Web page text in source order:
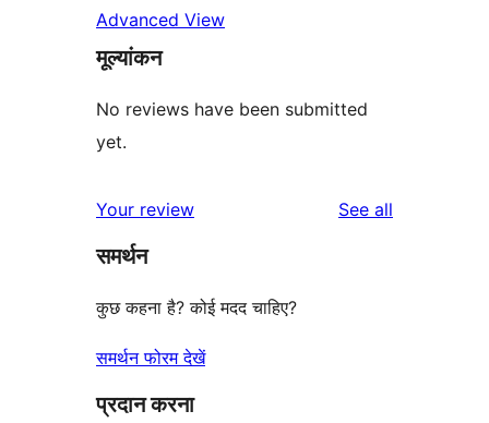
Advanced View
मूल्यांकन
No reviews have been submitted
yet.
Your review See all
समर्थन
कुछ कहना है? कोई मदद चाहिए?
समर्थन फोरम देखें
प्रदान करना